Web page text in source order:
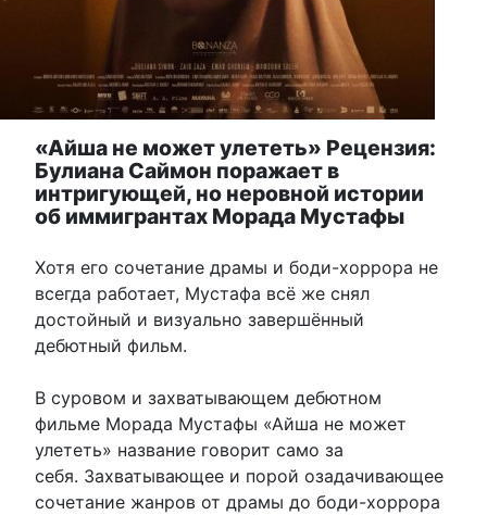
«Айша не может улететь» Рецензия:
Булиана Саймон поражает в
интригующей, но неровной истории
об иммигрантах Морада Мустафы
Хотя его сочетание драмы и боди-хоррора не
всегда работает, Мустафа всё же снял
достойный и визуально завершённый
дебютный фильм.
В суровом и захватывающем дебютном
фильме Морада Мустафы «Айша не может
улететь» название говорит само за
себя. Захватывающее и порой озадачивающее
сочетание жанров от драмы до боди-хоррора